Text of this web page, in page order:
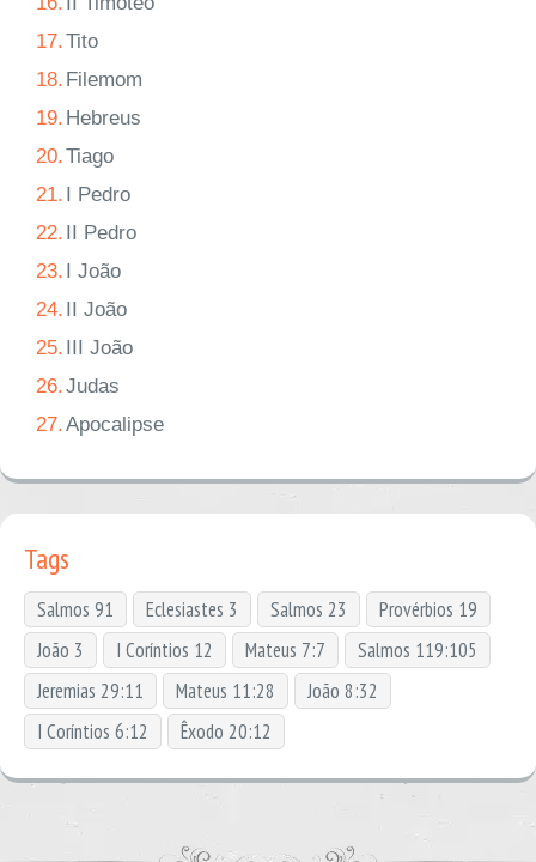
17.Tito
18. Filemom
19. Hebreus
20.Tiago
21. I Pedro
22. II Pedro
23. I João
24. II João
25. III João
26.Judas
27.Apocalipse
Tags
Salmos 91 Eclesiastes 3 Salmos 23
Provérbios 19
João 3
I Coríntios 12 Mateus 7:7
Salmos 119:105
Jeremias 29:11
Mateus 11:28
João 8:32
I Coríntios 6:12
Êxodo 20:12